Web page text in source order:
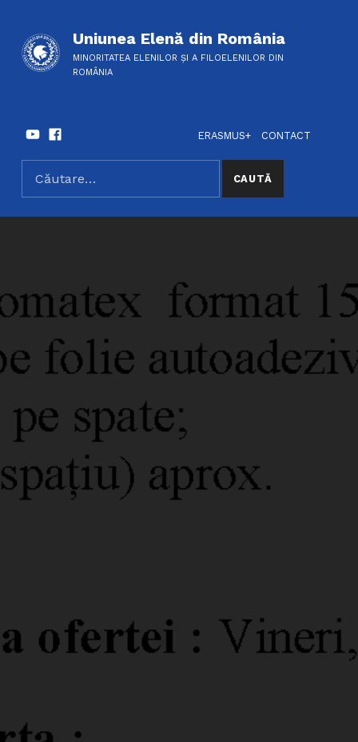
Uniunea Elenă din România
MINORITATEA ELENILOR ȘI A FILOELENILOR DIN
ROMÂNIA
SOCIAL LINKS
YoutubeFacebook
ERASMUS+
CONTACT
SEARCH THE SITE
Caută după: